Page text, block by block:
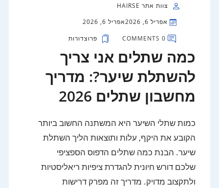
צוות אתר HAIRSE
אפריל 6, 2026
אפריל 6, 2026
0 COMMENTS
פרוצדורות
כמה שתלים אני צריך
להשתלת שיער?: מדריך
מחשבון שתלים 2026
כמות שתלי השיער היא המשתנה החשוב ביותר
הקובע את היקף, עלות ותוצאות הליך השתלת
שיער. הבנת כמה שתלים הדפוס הספציפי
שלכם דורש חיונית להגדרת ציפיות ריאליסטיות
ולתקצוב מדויק. מדריך זה מפרק דרישות